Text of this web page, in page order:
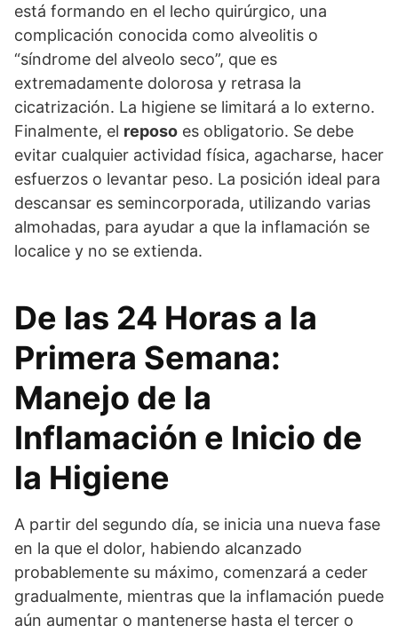
está formando en el lecho quirúrgico, una
complicación conocida como alveolitis o
“síndrome del alveolo seco”, que es
extremadamente dolorosa y retrasa la
cicatrización. La higiene se limitará a lo externo.
Finalmente, el reposo es obligatorio. Se debe
evitar cualquier actividad física, agacharse, hacer
esfuerzos o levantar peso. La posición ideal para
descansar es semincorporada, utilizando varias
almohadas, para ayudar a que la inflamación se
localice y no se extienda.
De las 24 Horas a la
Primera Semana:
Manejo de la
Inflamación e Inicio de
la Higiene
A partir del segundo día, se inicia una nueva fase
en la que el dolor, habiendo alcanzado
probablemente su máximo, comenzará a ceder
gradualmente, mientras que la inflamación puede
aún aumentar o mantenerse hasta el tercer o